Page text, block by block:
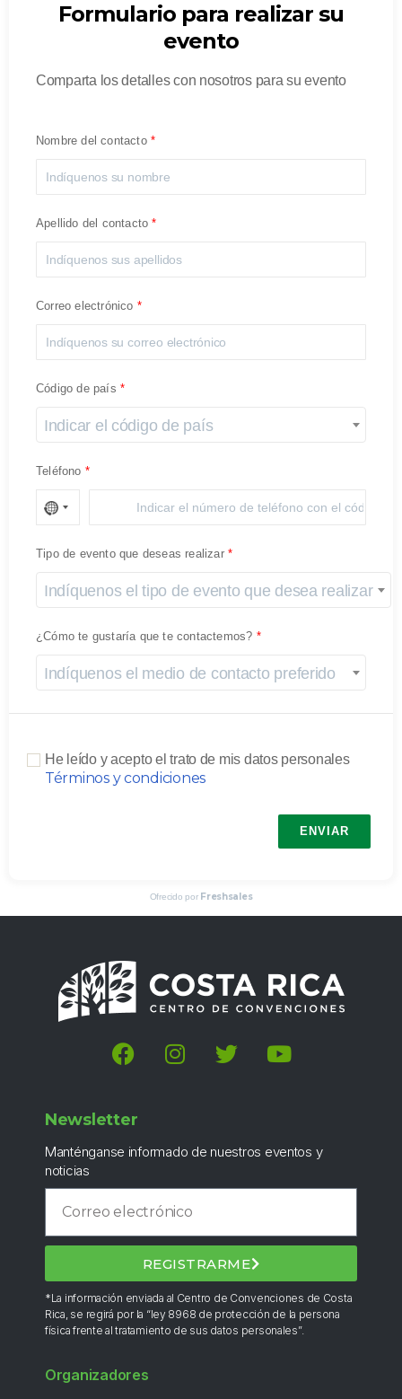
Formulario para realizar su
evento
Comparta los detalles con nosotros para su evento
Nombre del contacto
Apellido del contacto
Correo electrónico
Código de país
Indicar el código de país
Teléfono
Tipo de evento que deseas realizar
Indíquenos el tipo de evento que desea realizar
¿Cómo te gustaría que te contactemos?
Indíquenos el medio de contacto preferido
He leído y acepto el trato de mis datos personales
Términos y condiciones
ENVIAR
Ofrecido por Freshsales
Newsletter
Manténganse informado de nuestros eventos y
noticias
REGISTRARME
*La información enviada al Centro de Convenciones de Costa
Rica, se regirá por la “ley 8968 de protección de la persona
física frente al tratamiento de sus datos personales”.
Organizadores